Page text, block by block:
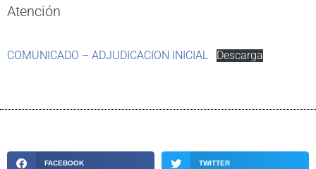
Atención
COMUNICADO – ADJUDICACION INICIAL Descarga
FACEBOOK TWITTER